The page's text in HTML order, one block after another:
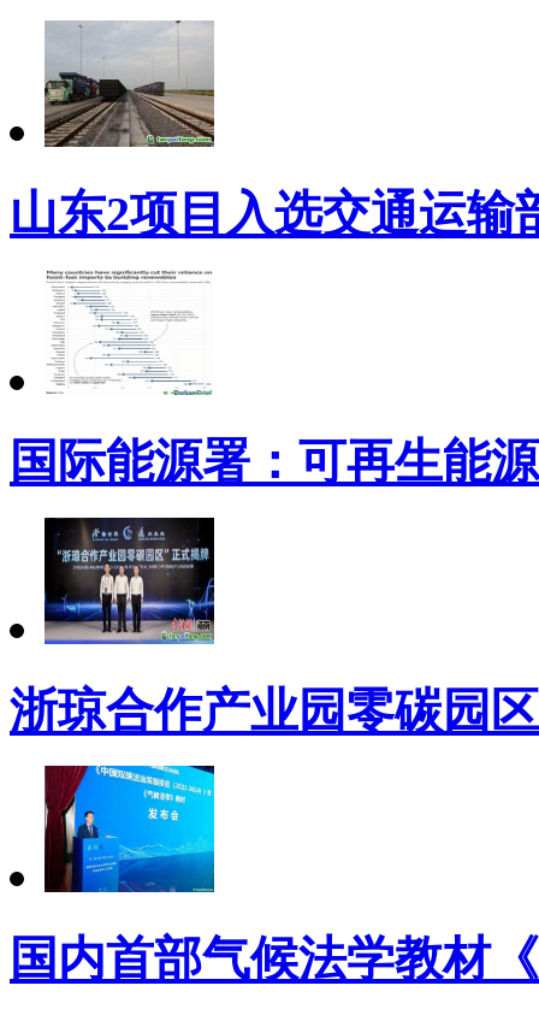
山东2项目入选交通运输
国际能源署：可再生能
浙琼合作产业园零碳园
国内首部气候法学教材